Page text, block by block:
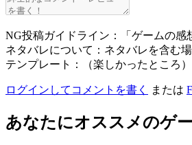
NG投稿ガイドライン：「ゲームの感
ネタバレについて：ネタバレを含む
テンプレート：（楽しかったところ
ログインしてコメントを書く または
あなたにオススメのゲ